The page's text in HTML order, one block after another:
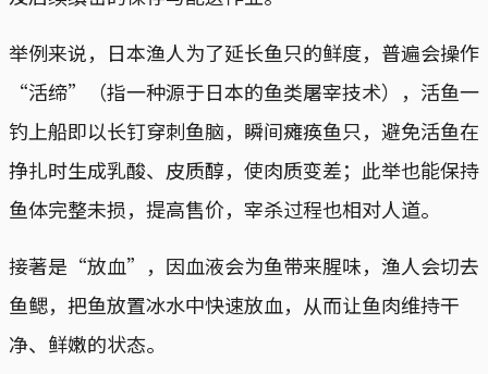
举例来说，日本渔人为了延长鱼只的鲜度，普遍会操作
“活缔”（指一种源于日本的鱼类屠宰技术），活鱼一
钓上船即以长钉穿刺鱼脑，瞬间瘫痪鱼只，避免活鱼在
挣扎时生成乳酸、皮质醇，使肉质变差；此举也能保持
鱼体完整未损，提高售价，宰杀过程也相对人道。
接著是“放血”，因血液会为鱼带来腥味，渔人会切去
鱼鳃，把鱼放置冰水中快速放血，从而让鱼肉维持干
净、鲜嫩的状态。